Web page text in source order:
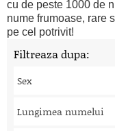
cu de peste 1000 de
nume frumoase, rare
pe cel potrivit!
Filtreaza dupa:
Sex
Lungimea numelui